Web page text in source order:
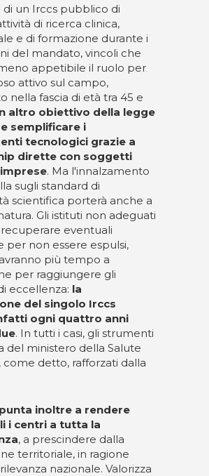
di un Irccs pubblico di
di ricerca clinica,
e di formazione durante i
del mandato, vincoli che
appetibile il ruolo per
attivo sul campo,
nella fascia di età tra 45 e
altro obiettivo della legge
semplificare i
tecnologici grazie a
dirette con soggetti
. Ma l'innalzamento
sugli standard di
scientifica porterà anche a
Gli istituti non adeguati
eventuali
per non essere espulsi,
più tempo a
per raggiungere gli
eccellenza: la
del singolo Irccs
ogni quattro anni
. In tutti i casi, gli strumenti
del ministero della Salute
come detto, rafforzati dalla
inoltre a rendere
i centri a tutta la
, a prescindere dalla
territoriale, in ragione
nazionale. Valorizza